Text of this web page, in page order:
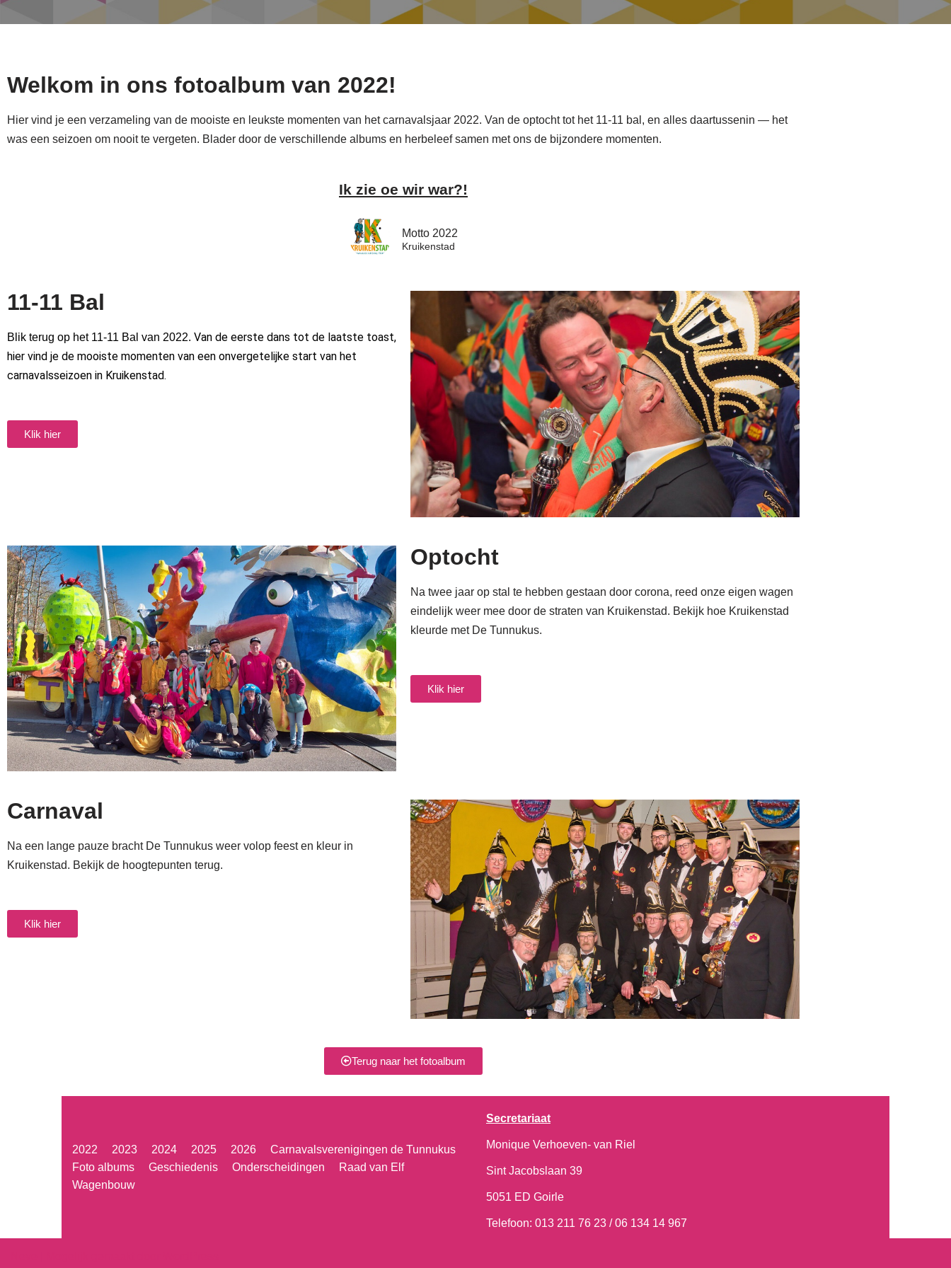
Welkom in ons fotoalbum van 2022!
Hier vind je een verzameling van de mooiste en leukste momenten van het carnavalsjaar 2022. Van de optocht tot het 11-11 bal, en alles daartussenin — het
was een seizoen om nooit te vergeten. Blader door de verschillende albums en herbeleef samen met ons de bijzondere momenten.
Ik zie oe wir war?!
Motto 2022
Kruikenstad
11-11 Bal
Blik terug op het 11-11 Bal van 2022. Van de eerste dans tot de laatste toast,
hier vind je de mooiste momenten van een onvergetelijke start van het
carnavalsseizoen in Kruikenstad.
Klik hier
Optocht
Na twee jaar op stal te hebben gestaan door corona, reed onze eigen wagen
eindelijk weer mee door de straten van Kruikenstad. Bekijk hoe Kruikenstad
kleurde met De Tunnukus.
Klik hier
Carnaval
Na een lange pauze bracht De Tunnukus weer volop feest en kleur in
Kruikenstad. Bekijk de hoogtepunten terug.
Klik hier
Terug naar het fotoalbum
2022 2023 2024 2025 2026
Carnavalsverenigingen de Tunnukus
Foto albums
Geschiedenis Onderscheidingen
Raad van Elf
Wagenbouw
Secretariaat
Monique Verhoeven- van Riel
Sint Jacobslaan 39
5051 ED Goirle
Telefoon: 013 211 76 23 / 06 134 14 967